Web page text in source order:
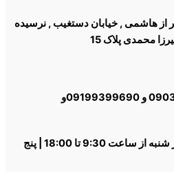
هاشمی , خیابان دستغیب , نرسیده
پلاک 15
09100979969 و 09032729550 و 09199399690و
ساعت پاسخگويي شنبه تا چهار شنبه از ساعت 9:30 تا 18:00 | پنج